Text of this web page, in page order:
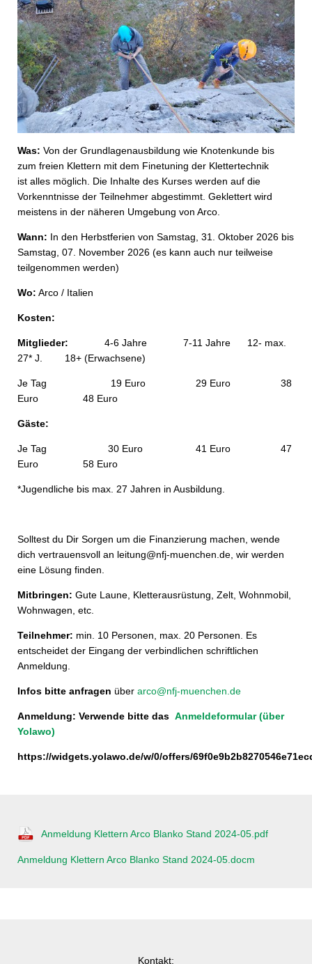
Was: Von der Grundlagenausbildung wie Knotenkunde bis
zum freien Klettern mit dem Finetuning der Klettertechnik
ist alles möglich. Die Inhalte des Kurses werden auf die
Vorkenntnisse der Teilnehmer abgestimmt. Geklettert wird
meistens in der näheren Umgebung von Arco.
Wann: In den Herbstferien von Samstag, 31. Oktober 2026 bis
Samstag, 07. November 2026 (es kann auch nur teilweise
teilgenommen werden)
Wo: Arco / Italien
Kosten:
Mitglieder: 4-6 Jahre 7-11 Jahre 12- max.
27* J. 18+ (Erwachsene)
Je Tag 19 Euro 29 Euro 38
Euro 48 Euro
Gäste:
Je Tag 30 Euro 41 Euro 47
Euro 58 Euro
*Jugendliche bis max. 27 Jahren in Ausbildung.
Solltest du Dir Sorgen um die Finanzierung machen, wende
dich vertrauensvoll an leitung@nfj-muenchen.de, wir werden
eine Lösung finden.
Mitbringen: Gute Laune, Kletterausrüstung, Zelt, Wohnmobil,
Wohnwagen, etc.
Teilnehmer: min. 10 Personen, max. 20 Personen. Es
entscheidet der Eingang der verbindlichen schriftlichen
Anmeldung.
Infos bitte anfragen über arco@nfj-muenchen.de
Anmeldung: Verwende bitte das Anmeldeformular (über
Yolawo)
https://widgets.yolawo.de/w/0/offers/
Anmeldung Klettern Arco Blanko Stand 2024-05.pdf
Anmeldung Klettern Arco Blanko Stand 2024-05.docm
Kontakt: